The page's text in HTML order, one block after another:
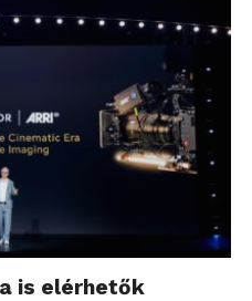
is elérhetők